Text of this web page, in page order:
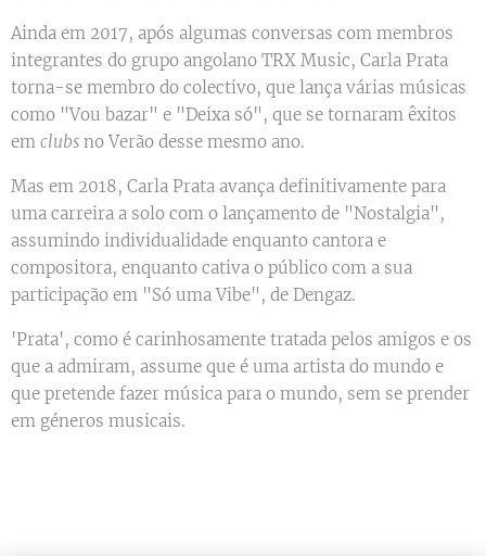
Ainda em 2017, após algumas conversas com membros
integrantes do grupo angolano TRX Music, Carla Prata
torna-se membro do colectivo, que lança várias músicas
como "Vou bazar" e "Deixa só", que se tornaram êxitos
em clubs no Verão desse mesmo ano.
Mas em 2018, Carla Prata avança definitivamente para
uma carreira a solo com o lançamento de "Nostalgia",
assumindo individualidade enquanto cantora e
compositora, enquanto cativa o público com a sua
participação em "Só uma Vibe", de Dengaz.
'Prata', como é carinhosamente tratada pelos amigos e os
que a admiram, assume que é uma artista do mundo e
que pretende fazer música para o mundo, sem se prender
em géneros musicais.